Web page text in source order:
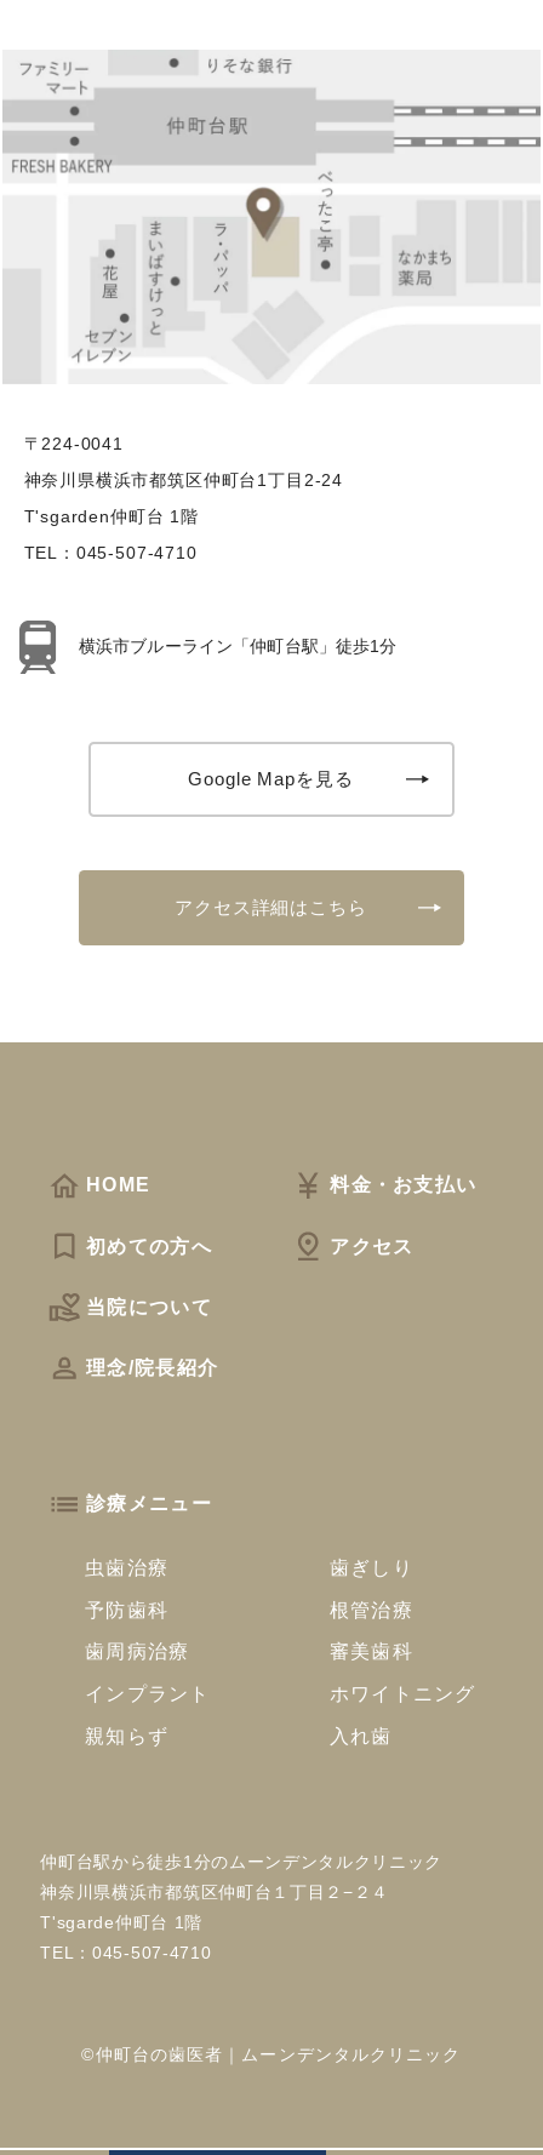
〒224-0041
神奈川県横浜市都筑区仲町台1丁目2-24
T'sgarden仲町台 1階
TEL： 045-507-4710
横浜市ブルーライン「仲町台駅」徒歩1分
Google Mapを見る
アクセス詳細はこちら
HOME
初めての方へ
当院について
理念/院長紹介
料金・お支払い
アクセス
診療メニュー
虫歯治療
歯ぎしり
予防歯科
根管治療
歯周病治療
審美歯科
インプラント
ホワイトニング
親知らず
入れ歯
仲町台駅から徒歩1分のムーンデンタルクリニック
神奈川県横浜市都筑区仲町台１丁目２−２４
T'sgarde仲町台 1階
TEL：045-507-4710
©仲町台の歯医者｜ムーンデンタルクリニック